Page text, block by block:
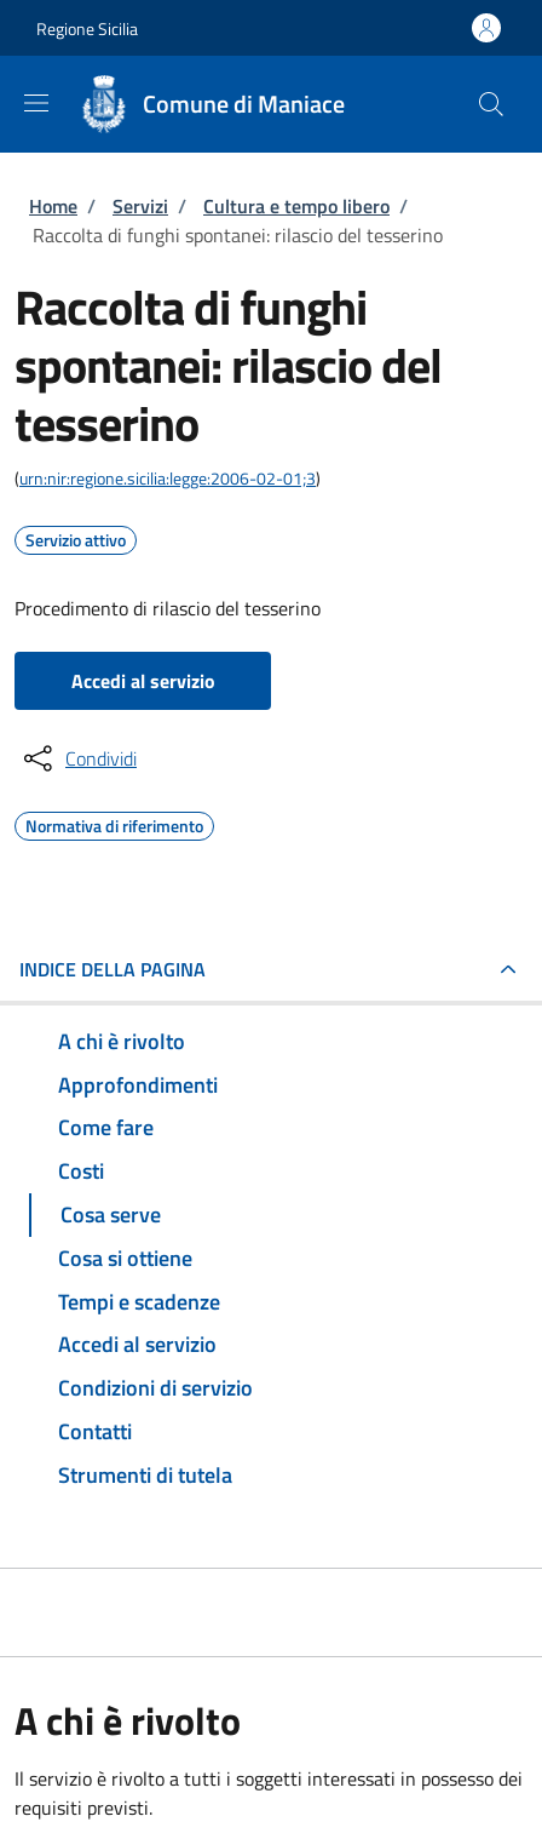
Regione Sicilia
Comune di Maniace
Briciole di pane
Home / Servizi / Cultura e tempo libero /
Raccolta di funghi spontanei: rilascio del tesserino
Raccolta di funghi
spontanei: rilascio del
tesserino
(urn:nir:regione.sicilia:legge:2006-02-01;3)
Servizio attivo
Procedimento di rilascio del tesserino
Accedi al servizio
Condividi
Normativa di riferimento
INDICE DELLA PAGINA
A chi è rivolto
Approfondimenti
Come fare
Costi
Cosa serve
Cosa si ottiene
Tempi e scadenze
Accedi al servizio
Condizioni di servizio
Contatti
Strumenti di tutela
A chi è rivolto
Il servizio è rivolto a tutti i soggetti interessati in possesso dei
requisiti previsti.